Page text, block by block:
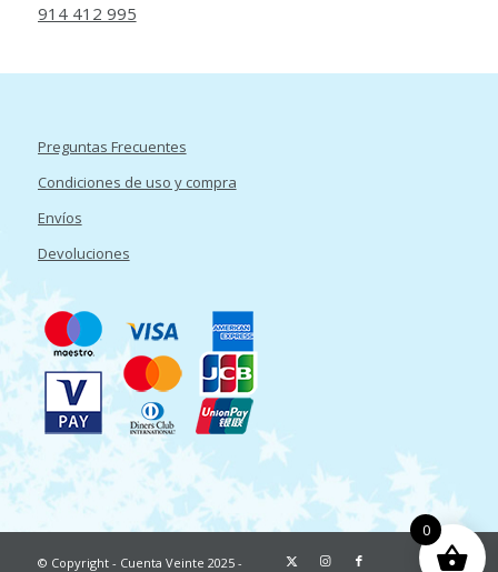
914 412 995
Preguntas Frecuentes
Condiciones de uso y compra
Envíos
Devoluciones
© Copyright - Cuenta Veinte 2025 -
0